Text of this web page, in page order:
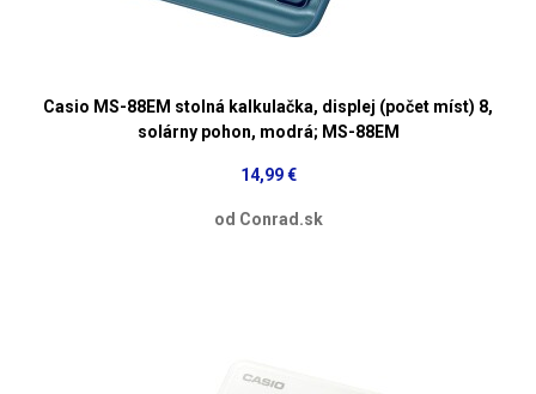
Casio MS-88EM stolná kalkulačka, displej (počet míst) 8,
solárny pohon, modrá; MS-88EM
14,99 €
od Conrad.sk